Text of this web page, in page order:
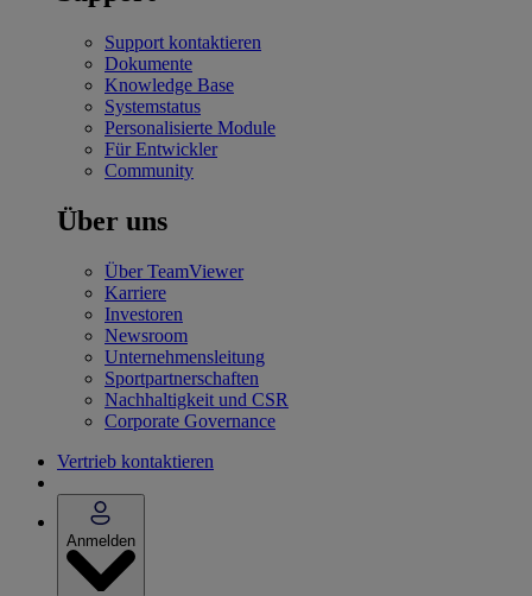
Support kontaktieren
Dokumente
Knowledge Base
Systemstatus
Personalisierte Module
Für Entwickler
Community
Über uns
Über TeamViewer
Karriere
Investoren
Newsroom
Unternehmensleitung
Sportpartnerschaften
Nachhaltigkeit und CSR
Corporate Governance
Vertrieb kontaktieren
Anmelden